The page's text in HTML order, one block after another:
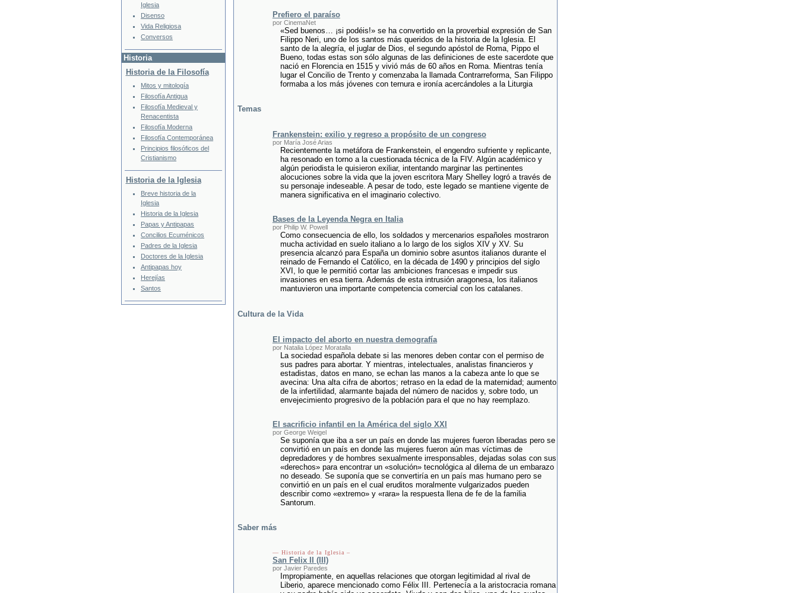
Prefiero el paraíso
por CinemaNet
«Sed buenos… ¡si podéis!» se ha convertido en la proverbial expresión de San
Filippo Neri, uno de los santos más queridos de la historia de la Iglesia. El
santo de la alegría, el juglar de Dios, el segundo apóstol de Roma, Pippo el
Bueno, todas estas son sólo algunas de las definiciones de este sacerdote que
nació en Florencia en 1515 y vivió más de 60 años en Roma. Mientras tenía
lugar el Concilio de Trento y comenzaba la llamada Contrarreforma, San Filippo
formaba a los más jóvenes con ternura e ironía acercándoles a la Liturgia
Temas
Frankenstein: exilio y regreso a propósito de un congreso
por María José Arias
Recientemente la metáfora de Frankenstein, el engendro sufriente y replicante,
ha resonado en torno a la cuestionada técnica de la FIV. Algún académico y
algún periodista le quisieron exiliar, intentando marginar las pertinentes
alocuciones sobre la vida que la joven escritora Mary Shelley logró a través de
su personaje indeseable. A pesar de todo, este legado se mantiene vigente de
manera significativa en el imaginario colectivo.
Bases de la Leyenda Negra en Italia
por Philip W. Powell
Como consecuencia de ello, los soldados y mercenarios españoles mostraron
mucha actividad en suelo italiano a lo largo de los siglos XIV y XV. Su
presencia alcanzó para España un dominio sobre asuntos italianos durante el
reinado de Fernando el Católico, en la década de 1490 y principios del siglo
XVI, lo que le permitió cortar las ambiciones francesas e impedir sus
invasiones en esa tierra. Además de esta intrusión aragonesa, los italianos
mantuvieron una importante competencia comercial con los catalanes.
Cultura de la Vida
El impacto del aborto en nuestra demografía
por Natalia López Moratalla
La sociedad española debate si las menores deben contar con el permiso de
sus padres para abortar. Y mientras, intelectuales, analistas financieros y
estadistas, datos en mano, se echan las manos a la cabeza ante lo que se
avecina: Una alta cifra de abortos; retraso en la edad de la maternidad; aumento
de la infertilidad, alarmante bajada del número de nacidos y, sobre todo, un
envejecimiento progresivo de la población para el que no hay reemplazo.
El sacrificio infantil en la América del siglo XXI
por George Weigel
Se suponía que iba a ser un país en donde las mujeres fueron liberadas pero se
convirtió en un país en donde las mujeres fueron aún mas víctimas de
depredadores y de hombres sexualmente irresponsables, dejadas solas con sus
«derechos» para encontrar un «solución» tecnológica al dilema de un embarazo
no deseado. Se suponía que se convertiría en un país mas humano pero se
convirtió en un país en el cual eruditos moralmente vulgarizados pueden
describir como «extremo» y «rara» la respuesta llena de fe de la familia
Santorum.
Saber más
— Historia de la Iglesia –
San Felix II (III)
por Javier Paredes
Impropiamente, en aquellas relaciones que otorgan legitimidad al rival de
Liberio, aparece mencionado como Félix III. Pertenecía a la aristocracia romana
Iglesia
Disenso
Vida Religiosa
Conversos
Historia
Historia de la Filosofía
Mitos y mitología
Filosofía Antigua
Filosofía Medieval y
Renacentista
Filosofía Moderna
Filosofía Contemporánea
Principios filosóficos del
Cristianismo
Historia de la Iglesia
Breve historia de la
Iglesia
Historia de la Iglesia
Papas y Antipapas
Concilios Ecuménicos
Padres de la Iglesia
Doctores de la Iglesia
Antipapas hoy
Herejías
Santos